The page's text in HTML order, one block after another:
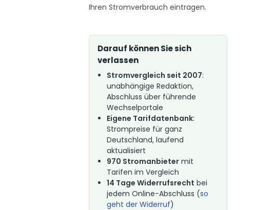
Ihren Stromverbrauch eintragen.
Darauf können Sie sich
verlassen
Stromvergleich seit 2007:
unabhängige Redaktion,
Abschluss über führende
Wechselportale
Eigene Tarifdatenbank:
Strompreise für ganz
Deutschland, laufend
aktualisiert
970 Stromanbietermit
Tarifen im Vergleich
14 Tage Widerrufsrecht bei
jedem Online-Abschluss (so
geht der Widerruf)